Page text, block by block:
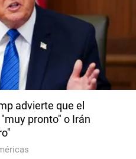
advierte que el
pronto" o Irán